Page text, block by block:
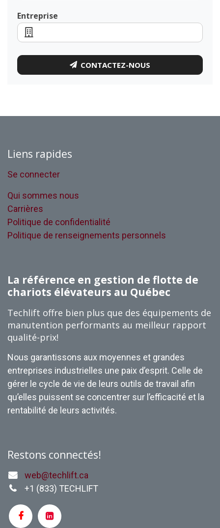
Entreprise
CONTACTEZ-NOUS
Liens rapides
Se connecter
Qui sommes nous
Carrières
Politique de confidentialité
Politique de renseignements personnels
La référence en gestion de flotte de
chariots élévateurs au Québec
Techlift offre bien plus que des équipements de
manutention performants au meilleur rapport
qualité-prix!
Nous garantissons aux moyennes et grandes
entreprises industrielles une paix d’esprit. Celle de
gérer le cycle de vie de leurs outils de travail afin
qu’elles puissent se concentrer sur l’efficacité et la
rentabilité de leurs activités.
Restons connectés!
web@techlift.ca
+1 (833) TECHLIFT